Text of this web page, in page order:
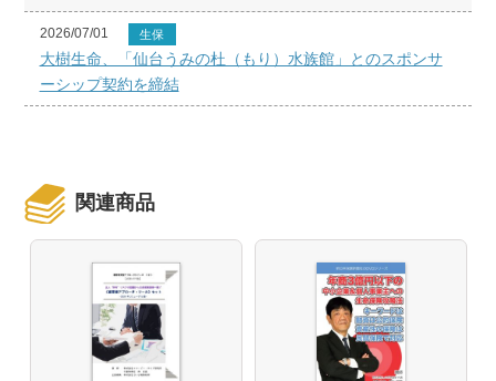
2026/07/01 生保
大樹生命、「仙台うみの杜（もり）水族館」とのスポンサ
ーシップ契約を締結
関連商品